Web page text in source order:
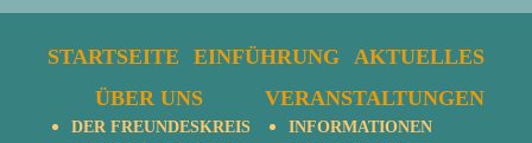
STARTSEITE EINFÜHRUNG
AKTUELLES
ÜBER UNS
DER FREUNDESKREIS
VERANSTALTUNGEN
INFORMATIONEN